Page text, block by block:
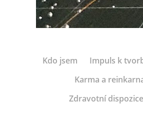
Kdo jsem Impuls k
Karma a
Zdravotní